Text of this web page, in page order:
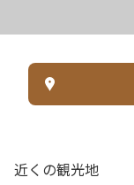
近くの観光地